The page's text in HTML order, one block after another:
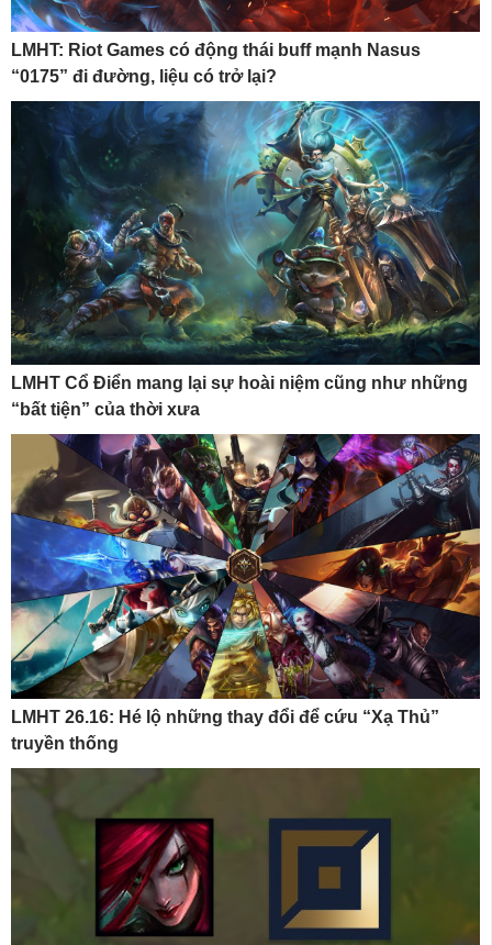
LMHT: Riot Games có động thái buff mạnh Nasus
“0175” đi đường, liệu có trở lại?
LMHT Cổ Điển mang lại sự hoài niệm cũng như những
“bất tiện” của thời xưa
LMHT 26.16: Hé lộ những thay đổi để cứu “Xạ Thủ”
truyền thống